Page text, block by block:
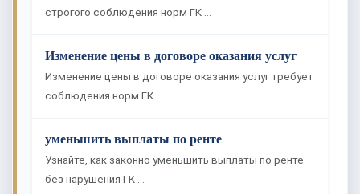
строгого соблюдения норм ГК …
Изменение цены в договоре оказания услуг
Изменение цены в договоре оказания услуг требует
соблюдения норм ГК …
уменьшить выплаты по ренте
Узнайте, как законно уменьшить выплаты по ренте
без нарушения ГК …